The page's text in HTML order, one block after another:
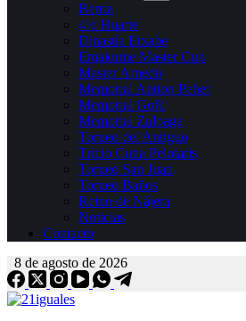
Berria
4½ Huarte
Dinastía Etxabe
Emakume Master Cup
Master Arnedo
Memorial Antton Pebet
Memorial Goñi
Memorial Zuloaga
Torneo del Antiguo
Tricio Cuna Pelotaris
Torneo San Juan
Torneo Baños
Reino de Nájera
Noticias
Contacto
8 de agosto de 2026